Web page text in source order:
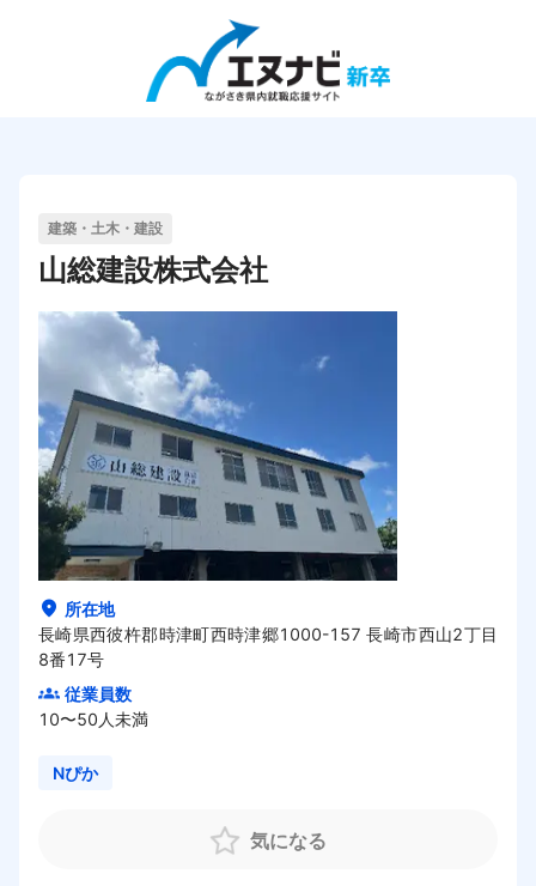
求人検索
企業の方向け
企業TOP
企業ログイン
企業登録
建築・土木・建設
山総建設株式会社
所在地
長崎県西彼杵郡時津町西時津郷1000-157 長崎市西山2丁目
8番17号
従業員数
10〜50人未満
Nぴか
気になる